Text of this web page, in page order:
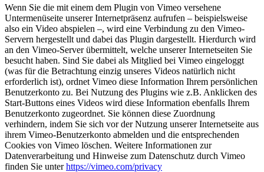
Wenn Sie die mit einem dem Plugin von Vimeo versehene
Untermenüseite unserer Internetpräsenz aufrufen – beispielsweise
also ein Video abspielen –, wird eine Verbindung zu den Vimeo-
Servern hergestellt und dabei das Plugin dargestellt. Hierdurch wird
an den Vimeo-Server übermittelt, welche unserer Internetseiten Sie
besucht haben. Sind Sie dabei als Mitglied bei Vimeo eingeloggt
(was für die Betrachtung einzig unseres Videos natürlich nicht
erforderlich ist), ordnet Vimeo diese Information Ihrem persönlichen
Benutzerkonto zu. Bei Nutzung des Plugins wie z.B. Anklicken des
Start-Buttons eines Videos wird diese Information ebenfalls Ihrem
Benutzerkonto zugeordnet. Sie können diese Zuordnung
verhindern, indem Sie sich vor der Nutzung unserer Internetseite aus
ihrem Vimeo-Benutzerkonto abmelden und die entsprechenden
Cookies von Vimeo löschen. Weitere Informationen zur
Datenverarbeitung und Hinweise zum Datenschutz durch Vimeo
finden Sie unterhttps://vimeo.com/privacy